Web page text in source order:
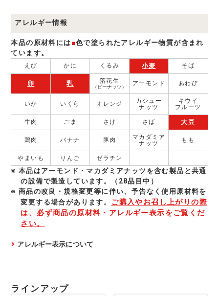
アレルギー情報
本品の原材料には■色で塗られたアレルギー物質が含まれ
ています。
えび かに くるみ 小麦 そば
卵 乳 落花生
（ピーナッツ） アーモンド あわび
いか いくら オレンジ
カシュー
ナッツ
キウイ
フルーツ
牛肉 ごま さけ さば 大豆
鶏肉 バナナ 豚肉
マカダミア
ナッツ
もも
やまいも りんご ゼラチン
本品はアーモンド・マカダミアナッツを含む製品と共通
の設備で製造しています。（28品目中）
商品の改良・規格変更等に伴い、予告なく使⽤原材料を
変更する場合があります。 ご購入やお召し上がりの際
は、必ず商品の原材料・アレルギー表示をご覧くだ
さい。
アレルギー表示について
ラインアップ